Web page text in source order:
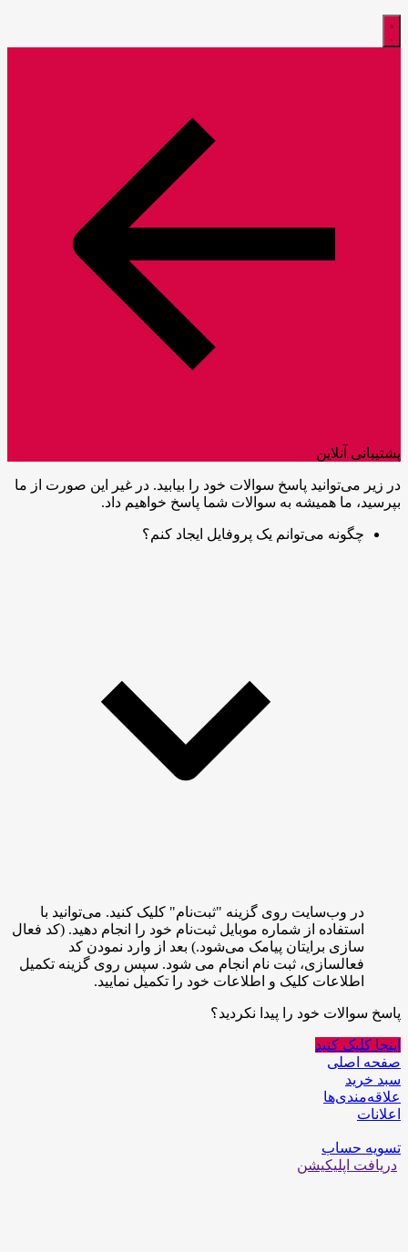
پشتیبانی آنلاین
در زیر می‌توانید پاسخ سوالات خود را بیابید. در غیر این صورت از ما
بپرسید، ما همیشه به سوالات شما پاسخ خواهیم داد.
چگونه می‌توانم یک پروفایل ایجاد کنم؟
در وب‌سایت روی گزینه "ثبت‌نام" کلیک کنید. می‌توانید با
استفاده از شماره موبایل ثبت‌نام خود را انجام دهید. (کد فعال
سازی برایتان پیامک می‌شود.) بعد از وارد نمودن کد
فعالسازی، ثبت نام انجام می شود. سپس روی گزینه تکمیل
اطلاعات کلیک و اطلاعات خود را تکمیل نمایید.
پاسخ سوالات خود را پیدا نکردید؟
اینجا کلیک کنید
صفحه اصلی
سبد خرید
علاقه‌مندی‌ها
اعلانات
تسویه حساب
دریافت اپلیکیشن